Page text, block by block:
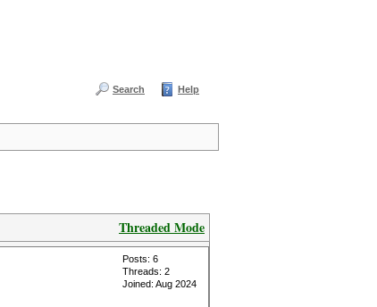
Search Help
Threaded Mode
Posts: 6
Threads: 2
Joined: Aug 2024